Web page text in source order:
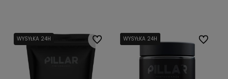
WYSYŁKA 24H Do ulubionychWYSYŁKA 24H
WYSYŁKA 24H
WYSYŁKA 24H Do